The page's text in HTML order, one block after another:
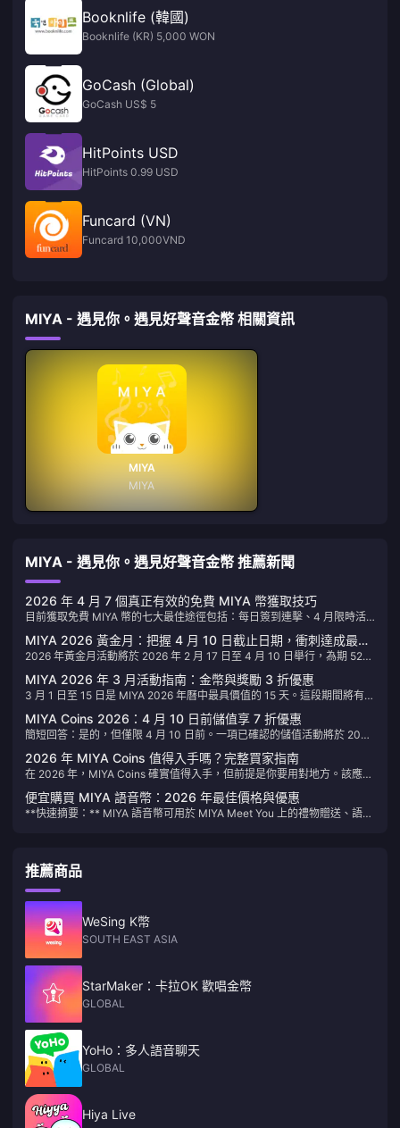
Booknlife (韓國)
Booknlife (KR) 5,000 WON
GoCash (Global)
GoCash US$ 5
HitPoints USD
HitPoints 0.99 USD
Funcard (VN)
Funcard 10,000VND
MIYA - 遇見你。遇見好聲音金幣 相關資訊
MIYA
MIYA
MIYA - 遇見你。遇見好聲音金幣 推薦新聞
2026 年 4 月 7 個真正有效的免費 MIYA 幣獲取技巧
目前獲取免費 MIYA 幣的七大最佳途徑包括：每日簽到連擊、4 月限時活
以及快閃促銷視窗。將這些方法結合使用，根據社群測試顯示，免費玩家
每月實際可獲得 **170–850 枚代幣**——這足以進行 3–8 次免費抽獎，
或在不花費分毫的情況下獲得一筆不錯的贈禮預算。2026 年 4 月是一個
特別適合累積資源的時期：「黃金月」活動持續至 4 月 10 日，而活動後
的迷你活動也已在「活動」分頁中輪番上線。
MIYA 2026 黃金月：把握 4 月 10 日截止日期，衝刺達成最高
里程碑
2026 年黃金月活動將於 2026 年 2 月 17 日至 4 月 10 日舉行，為期 52
鎖專屬外觀獎勵。4 月 10 日為最終截止日期，逾期未領取的里程碑獎勵將
會失效，活動優惠價格亦將結束；「璀璨黃金轉盤」活動更將於 4 月 2 日
提前結束。若您尚未達成目標，請參考以下策略，確保在活動結束前順利
完成挑戰。
MIYA 2026 年 3 月活動指南：金幣與獎勵 3 折優惠
3 月 1 日至 15 日是 MIYA 2026 年曆中最具價值的 15 天。這段期間將有三
1 日至 15 日）以及璀璨金轉盤（2 月 17 日至 4 月 2 日）。您可以趁此機
會以低至 3 折的優惠購買金幣，累積里程碑獎勵，並同時抽取 S 級大獎。
若錯過這段期間，您就必須以原價購買所有商品。
MIYA Coins 2026：4 月 10 日前儲值享 7 折優惠
簡短回答：是的，但僅限 4 月 10 日前。一項已確認的儲值活動將於 2026
元，比應用程式內標準費率 0.00263 美元低約 70%。根據過往更新週期
的社群數據顯示，活動結束後價格會在一夜之間飆升 60% 至 70%。代幣
永不過期，因此對於活躍用戶而言，提前儲值幾乎零風險。請務必注意，
此截止日期為最終期限。
2026 年 MIYA Coins 值得入手嗎？完整買家指南
在 2026 年，MIYA Coins 確實值得入手，但前提是你要用對地方。該應用
合包在 4 月 10 日前提供高達 7 折的優惠，性價比相當高。休閒聽眾幾乎
不需要花費，但對於其他使用者來說，制定策略就顯得十分必要。
便宜購買 MIYA 語音幣：2026 年最佳價格與優惠
**快速摘要：** MIYA 語音幣可用於 MIYA Meet You 上的禮物贈送、語音
以及逐步儲值指南。
推薦商品
WeSing K幣
SOUTH EAST ASIA
StarMaker：卡拉OK 歡唱金幣
GLOBAL
YoHo：多人語音聊天
GLOBAL
Hiya Live